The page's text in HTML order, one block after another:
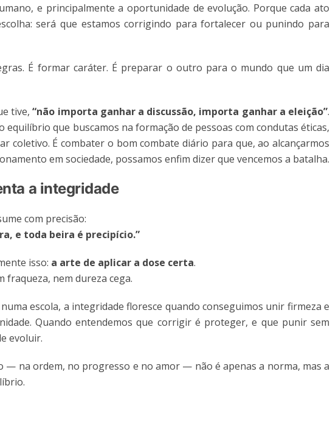
e principalmente a oportunidade de evolução. Porque cada ato
será que estamos corrigindo para fortalecer ou punindo para
É formar caráter. É preparar o outro para o mundo que um dia
tive,“não importa ganhar a discussão, importa ganhar a eleição”.
equilíbrio que buscamos na formação de pessoas com condutas éticas,
coletivo. É combater o bom combate diário para que, ao alcançarmos
em sociedade, possamos enfim dizer que vencemos a batalha.
a integridade
com precisão:
e toda beira é precipício.”
isso: a arte de aplicar a dose certa.
fraqueza, nem dureza cega.
escola, a integridade floresce quando conseguimos unir firmeza e
Quando entendemos que corrigir é proteger, e que punir sem
evoluir.
— na ordem, no progresso e no amor — não é apenas a norma, mas a